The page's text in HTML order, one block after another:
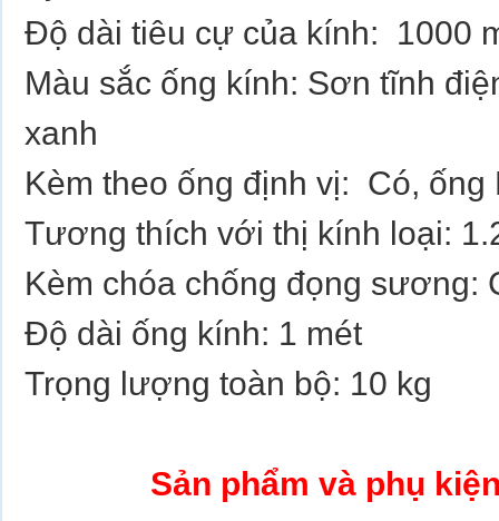
Độ dài tiêu cự của kính: 1000
Màu sắc ống kính: Sơn tĩnh
xanh
Kèm theo ống định vị: Có, ống
Tương thích với thị kính loại:
Kèm chóa chống đọng sương:
Độ dài ống kính: 1 mét
Trọng lượng toàn bộ: 10 kg
Sản phẩm và phụ